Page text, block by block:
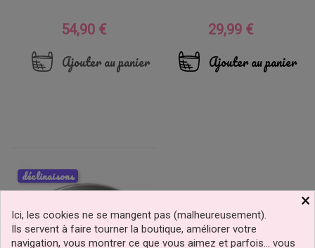
Prix
54,90 €
Ajouter au panier
Prix
29,99 €
Ajouter au panier
déclinaisons
×
Ici, les cookies ne se mangent pas (malheureusement).
Ils servent à faire tourner la boutique, améliorer votre
navigation, vous montrer ce que vous aimez et parfois… vous